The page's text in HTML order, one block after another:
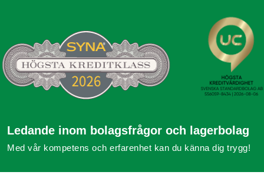
Ledande inom bolagsfrågor och lagerbolag
Med vår kompetens och erfarenhet kan du känna dig trygg!